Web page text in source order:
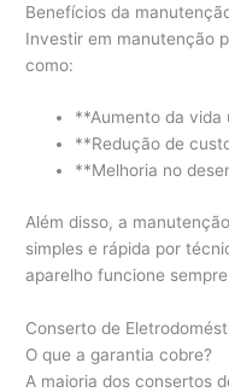
Benefícios da
Investir em manutenção
como:
**Aumento da vida
**Redução de
**Melhoria no
Além disso, a
simples e rápida por
aparelho funcione
Conserto de
O que a garantia cobre?
A maioria dos consertos